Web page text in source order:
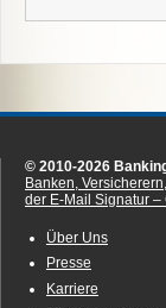
© 2010-2026
Banken,
der E-Mail Signatur –
Über Uns
Presse
Karriere